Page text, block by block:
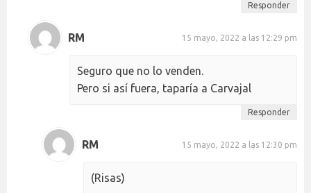
Responder
RM 15 mayo, 2022 a las 12:29 pm
Seguro que no lo venden.
Pero si así fuera, taparía a Carvajal
Responder
RM 15 mayo, 2022 a las 12:30 pm
(Risas)